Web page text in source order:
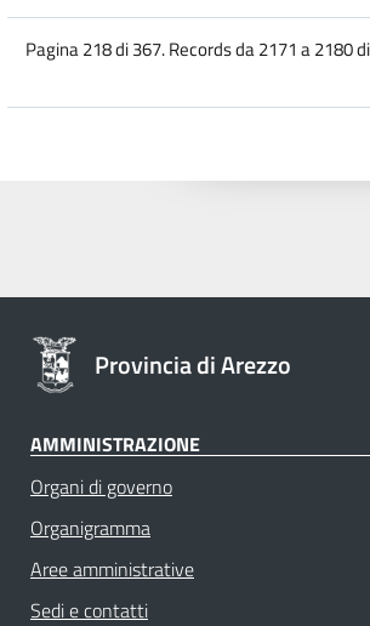
Pagina 218 di 367. Records da 2171 a 2180
Provincia di Arezzo
AMMINISTRAZIONE
Organi di governo
Organigramma
Aree amministrative
Sedi e contatti